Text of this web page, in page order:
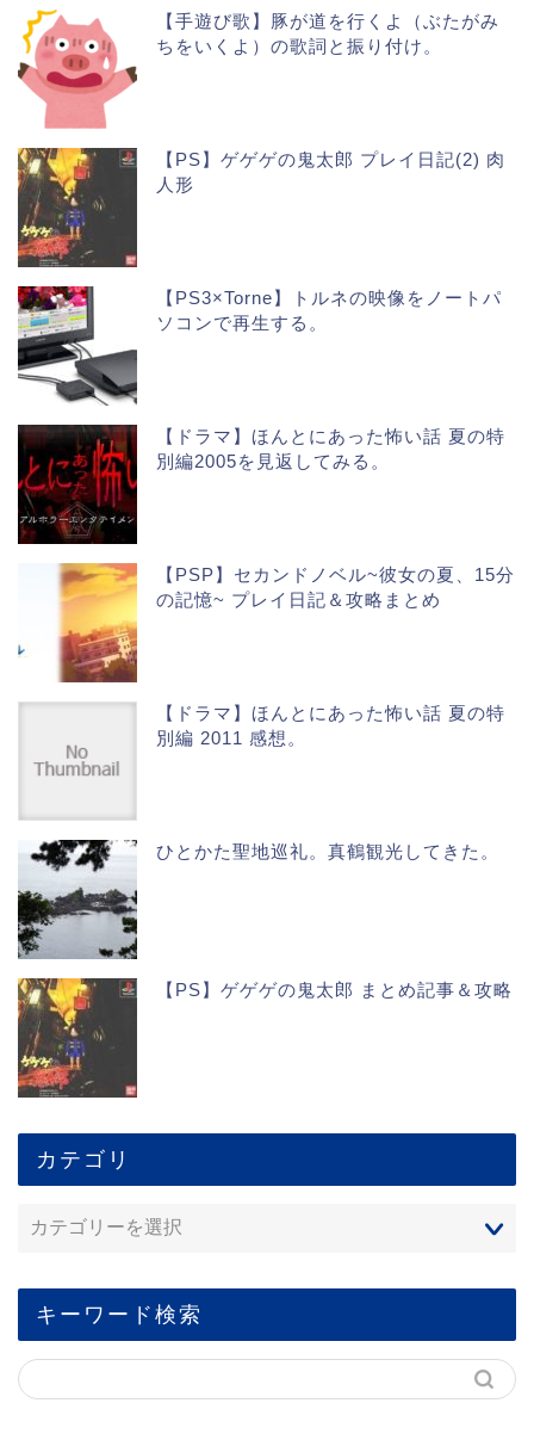
【手遊び歌】豚が道を行くよ（ぶたがみ
ちをいくよ）の歌詞と振り付け。
【PS】ゲゲゲの鬼太郎 プレイ日記(2) 肉
人形
【PS3×Torne】トルネの映像をノートパ
ソコンで再生する。
【ドラマ】ほんとにあった怖い話 夏の特
別編2005を見返してみる。
【PSP】セカンドノベル~彼女の夏、15分
の記憶~ プレイ日記＆攻略まとめ
【ドラマ】ほんとにあった怖い話 夏の特
別編 2011 感想。
ひとかた聖地巡礼。真鶴観光してきた。
【PS】ゲゲゲの鬼太郎 まとめ記事＆攻略
カテゴリ
キーワード検索